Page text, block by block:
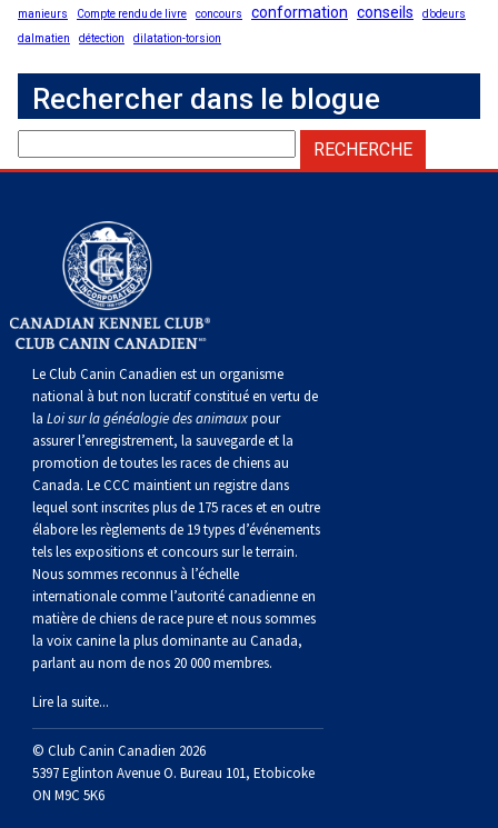
manieurs
Compte rendu de livre concours conformation conseils
d’odeurs
dalmatien
détection dilatation-torsion
Rechercher dans le blogue
Le Club Canin Canadien est un organisme
national à but non lucratif constitué en vertu de
la Loi sur la généalogie des animauxpour
assurer l’enregistrement, la sauvegarde et la
promotion de toutes les races de chiens au
Canada. Le CCC maintient un registre dans
lequel sont inscrites plus de 175 races et en outre
élabore les règlements de 19 types d’événements
tels les expositions et concours sur le terrain.
Nous sommes reconnus à l’échelle
internationale comme l’autorité canadienne en
matière de chiens de race pure et nous sommes
la voix canine la plus dominante au Canada,
parlant au nom de nos 20 000 membres.
Lire la suite...
© Club Canin Canadien 2026
5397 Eglinton Avenue O. Bureau 101, Etobicoke
ON M9C 5K6